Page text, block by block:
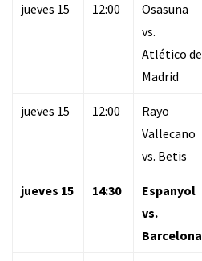
jueves 15 12:00
Osasuna
vs.
Atlético de
Madrid
jueves 15 12:00
Rayo
Vallecano
vs. Betis
jueves 15 14:30
Espanyol
vs.
Barcelona